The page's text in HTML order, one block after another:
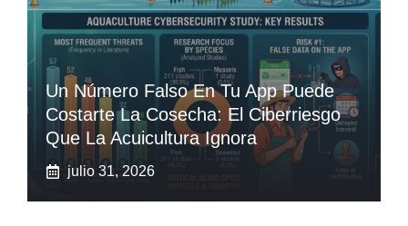
Un Número Falso En Tu App Puede
Costarte La Cosecha: El Ciberriesgo
Que La Acuicultura Ignora
julio 31, 2026